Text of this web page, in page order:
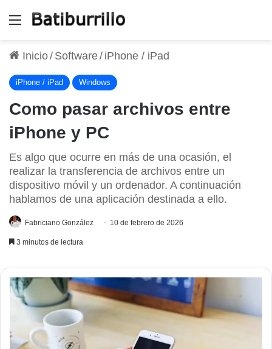
Menú
Inicio/ Software/ iPhone / iPad
iPhone / iPad Windows
Como pasar archivos entre
iPhone y PC
Es algo que ocurre en más de una ocasión, el
realizar la transferencia de archivos entre un
dispositivo móvil y un ordenador. A continuación
hablamos de una aplicación destinada a ello.
Fabriciano González 10 de febrero de 2026
3 minutos de lectura